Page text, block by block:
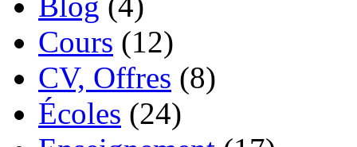
Cours (12)
CV, Offres (8)
Écoles (24)